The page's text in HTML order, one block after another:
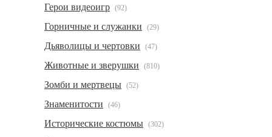
Герои видеоигр (92)
Горничные и служанки (29)
Дьяволицы и чертовки (47)
Животные и зверушки (810)
Зомби и мертвецы (52)
Знаменитости (46)
Исторические костюмы (302)